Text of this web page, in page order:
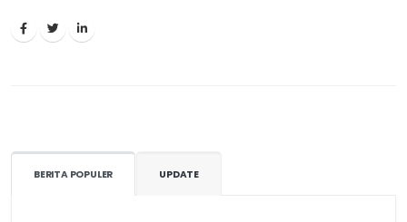
BERITA POPULER UPDATE